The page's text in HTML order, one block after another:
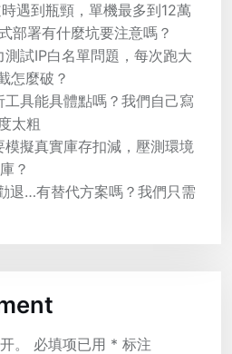
遇到瓶頸，單機最多到12萬
部署有什麼坑要注意嗎？
試IP白名單問題，每次跑大
怎麼破？
具能具體點嗎？我們自己寫
太粗
擬真實庫存扣減，壓測環境
？
退…有替代方案嗎？我們只需
。 必填项已用 * 标注